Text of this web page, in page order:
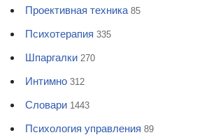
Проективная техника 85
Психотерапия 335
Шпаргалки 270
Интимно 312
Словари 1443
Психология управления 89